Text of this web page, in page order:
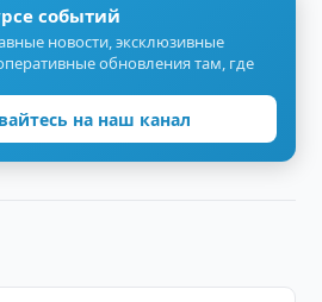
событий
новости, эксклюзивные
обновления там, где
на наш канал